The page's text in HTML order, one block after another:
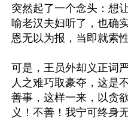
突然起了一个念头：想
喻老汉夫妇听了，也确
恩无以为报，当即就索
可是，王员外却义正词
人之难巧取豪夺，这是
善事，这样一来，以贪
义！不善！我宁可终身